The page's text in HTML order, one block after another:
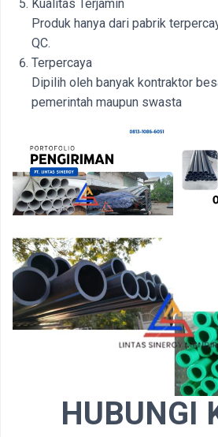
Kualitas Terjamin
Produk hanya dari pabrik
QC.
Terpercaya
Dipilih oleh banyak kontraktor
pemerintah maupun swasta
HUBUNGI